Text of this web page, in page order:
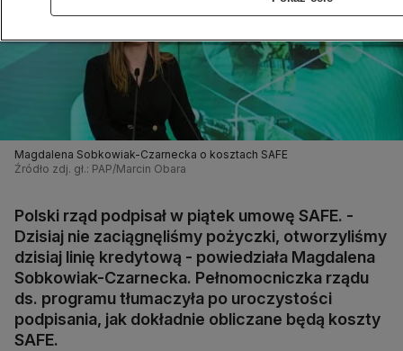
Magdalena Sobkowiak-Czarnecka o kosztach SAFE
Źródło zdj. gł.: PAP/Marcin Obara
Polski rząd podpisał w piątek umowę SAFE. -
Dzisiaj nie zaciągnęliśmy pożyczki, otworzyliśmy
dzisiaj linię kredytową - powiedziała Magdalena
Sobkowiak-Czarnecka. Pełnomocniczka rządu
ds. programu tłumaczyła po uroczystości
podpisania, jak dokładnie obliczane będą koszty
SAFE.